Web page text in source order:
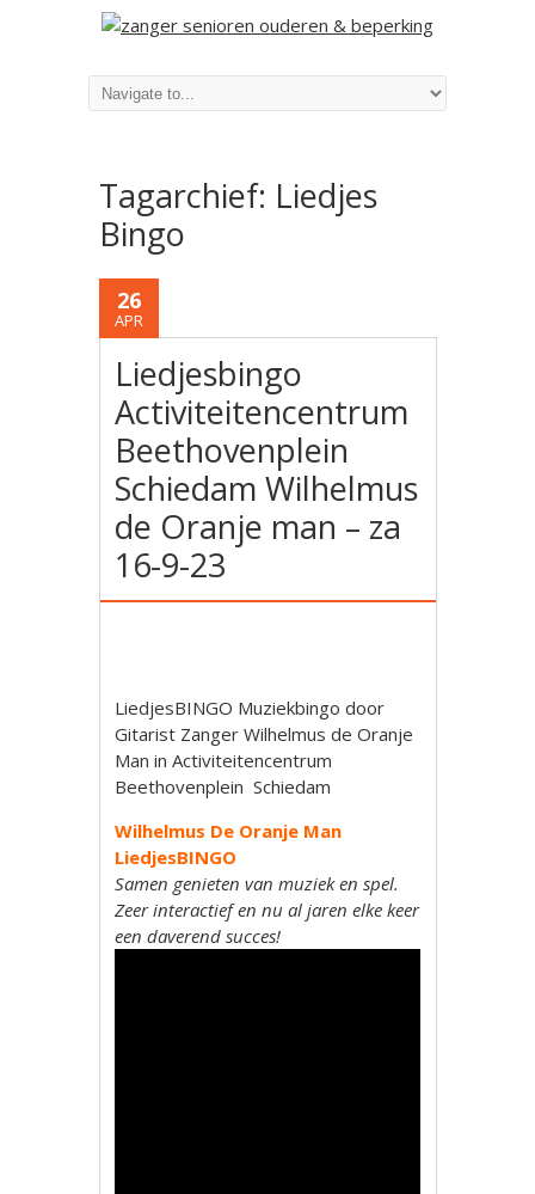
Tagarchief: Liedjes
Bingo
26
APR
Liedjesbingo
Activiteitencentrum
Beethovenplein
Schiedam Wilhelmus
de Oranje man – za
16-9-23
LiedjesBINGO Muziekbingo door
Gitarist Zanger Wilhelmus de Oranje
Man in Activiteitencentrum
Beethovenplein Schiedam
Wilhelmus De Oranje Man
LiedjesBINGO
Samen genieten van muziek en spel.
Zeer interactief en nu al jaren elke keer
een daverend succes!